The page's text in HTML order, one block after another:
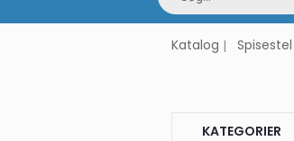
Katalog
KATEGORIER